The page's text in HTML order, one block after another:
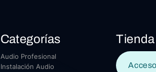
Categorías
Audio Profesional
Instalación Audio
Tienda